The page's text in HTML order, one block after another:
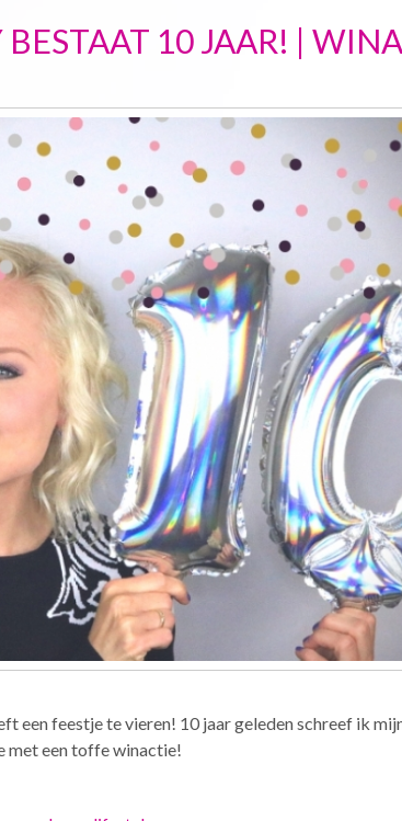
10 JAAR! |
een feestje te vieren! 10 jaar geleden schreef ik
met een toffe winactie!